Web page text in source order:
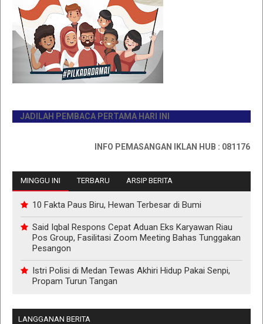
JADILAH PEMBACA PERTAMA HARI INI
INFO PEMASANGAN IKLAN HUB : 0811767335
MINGGU INI TERBARU ARSIP BERITA
10 Fakta Paus Biru, Hewan Terbesar di Bumi
Said Iqbal Respons Cepat Aduan Eks Karyawan Riau
Pos Group, Fasilitasi Zoom Meeting Bahas Tunggakan
Pesangon
Istri Polisi di Medan Tewas Akhiri Hidup Pakai Senpi,
Propam Turun Tangan
LANGGANAN BERITA